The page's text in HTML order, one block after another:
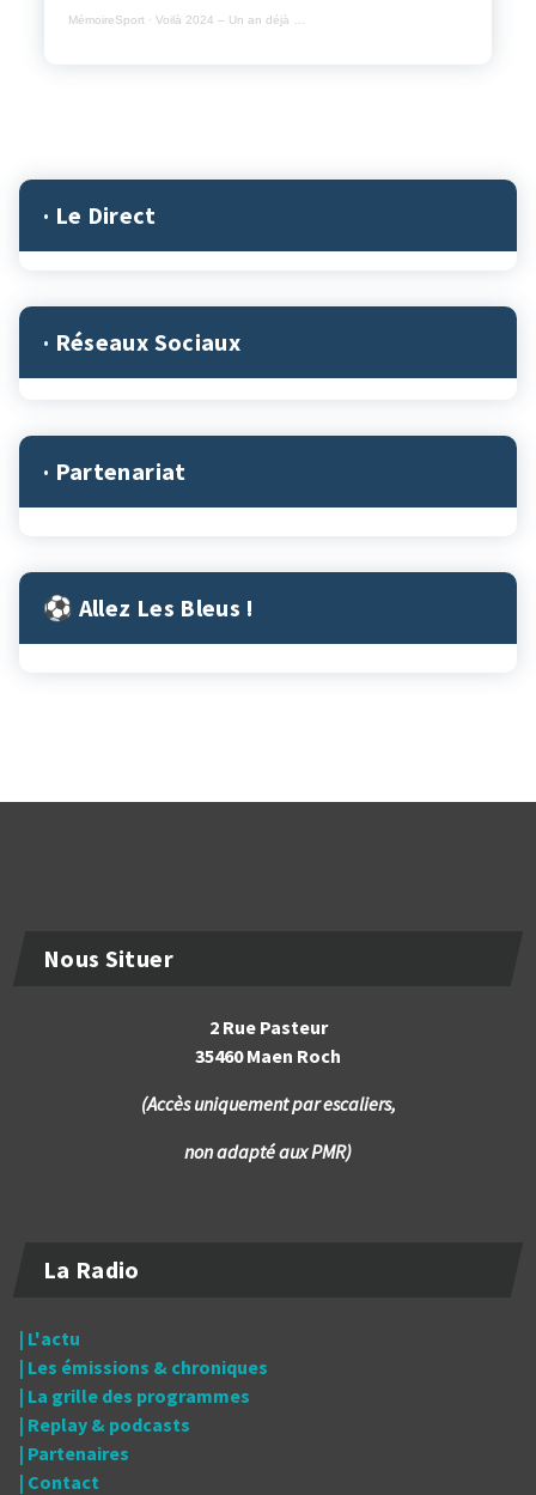
MémoireSport · Voilà 2024 – Un an déjà …
· Le Direct
· Réseaux Sociaux
· Partenariat
⚽︎ Allez Les Bleus !
Nous Situer
2 Rue Pasteur
35460 Maen Roch
(Accès uniquement par escaliers,
non adapté aux PMR)
La Radio
| L'actu
| Les émissions & chroniques
| La grille des programmes
| Replay & podcasts
| Partenaires
| Contact